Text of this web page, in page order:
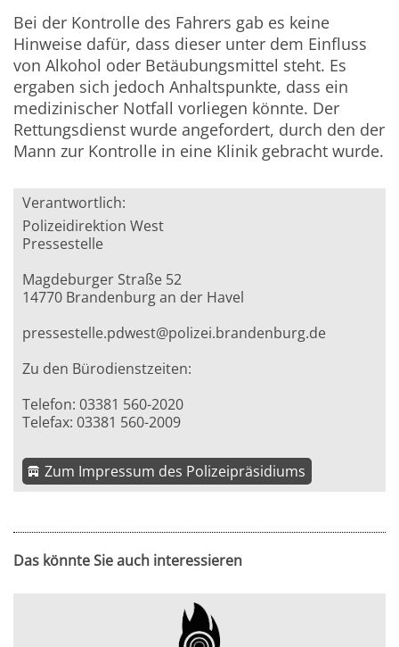
Bei der Kontrolle des Fahrers gab es keine
Hinweise dafür, dass dieser unter dem Einfluss
von Alkohol oder Betäubungsmittel steht. Es
ergaben sich jedoch Anhaltspunkte, dass ein
medizinischer Notfall vorliegen könnte. Der
Rettungsdienst wurde angefordert, durch den der
Mann zur Kontrolle in eine Klinik gebracht wurde.
Verantwortlich:
Polizeidirektion West
Pressestelle
Magdeburger Straße 52
14770 Brandenburg an der Havel
pressestelle.pdwest@polizei.brandenburg.de
Zu den Bürodienstzeiten:
Telefon: 03381 560-2020
Telefax: 03381 560-2009
Zum Impressum des Polizeipräsidiums
Das könnte Sie auch interessieren